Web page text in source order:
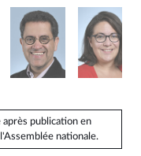
publication en
nationale.